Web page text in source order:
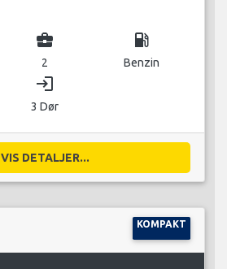
business_center
2
local_gas_station
Benzin
login
3 Dør
VIS DETALJER...
KOMPAKT